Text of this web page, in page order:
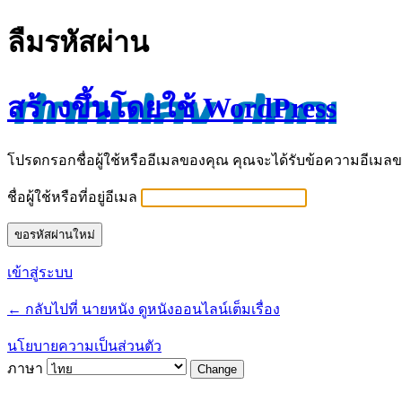
ลืมรหัสผ่าน
สร้างขึ้นโดยใช้ WordPress
โปรดกรอกชื่อผู้ใช้หรืออีเมลของคุณ คุณจะได้รับข้อความอีเม
ชื่อผู้ใช้หรือที่อยู่อีเมล
เข้าสู่ระบบ
← กลับไปที่ นายหนัง ดูหนังออนไลน์เต็มเรื่อง
นโยบายความเป็นส่วนตัว
ภาษา